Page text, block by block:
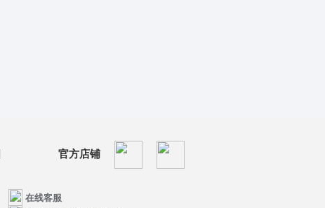
官方店铺
在线客服